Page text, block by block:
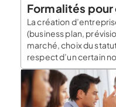
Formalités
La création
(business plan,
marché, choix du
respect d’un certain
administratives. Les
entreprise sont
vous en propose une
désormais